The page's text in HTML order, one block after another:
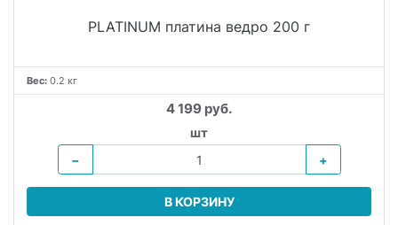
PLATINUM платина ведро 200 г
Вес: 0.2 кг
4 199 руб.
шт
−
+
В КОРЗИНУ